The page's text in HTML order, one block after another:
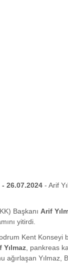
- 26.07.2024 - Arif
Başkanı Arif
yitirdi.
Kent Konseyi
Yılmaz, pankreas
ağırlaşan Yılmaz,